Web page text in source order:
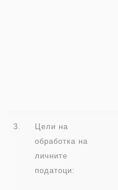
3.
Цели на
обработка на
личните
податоци: